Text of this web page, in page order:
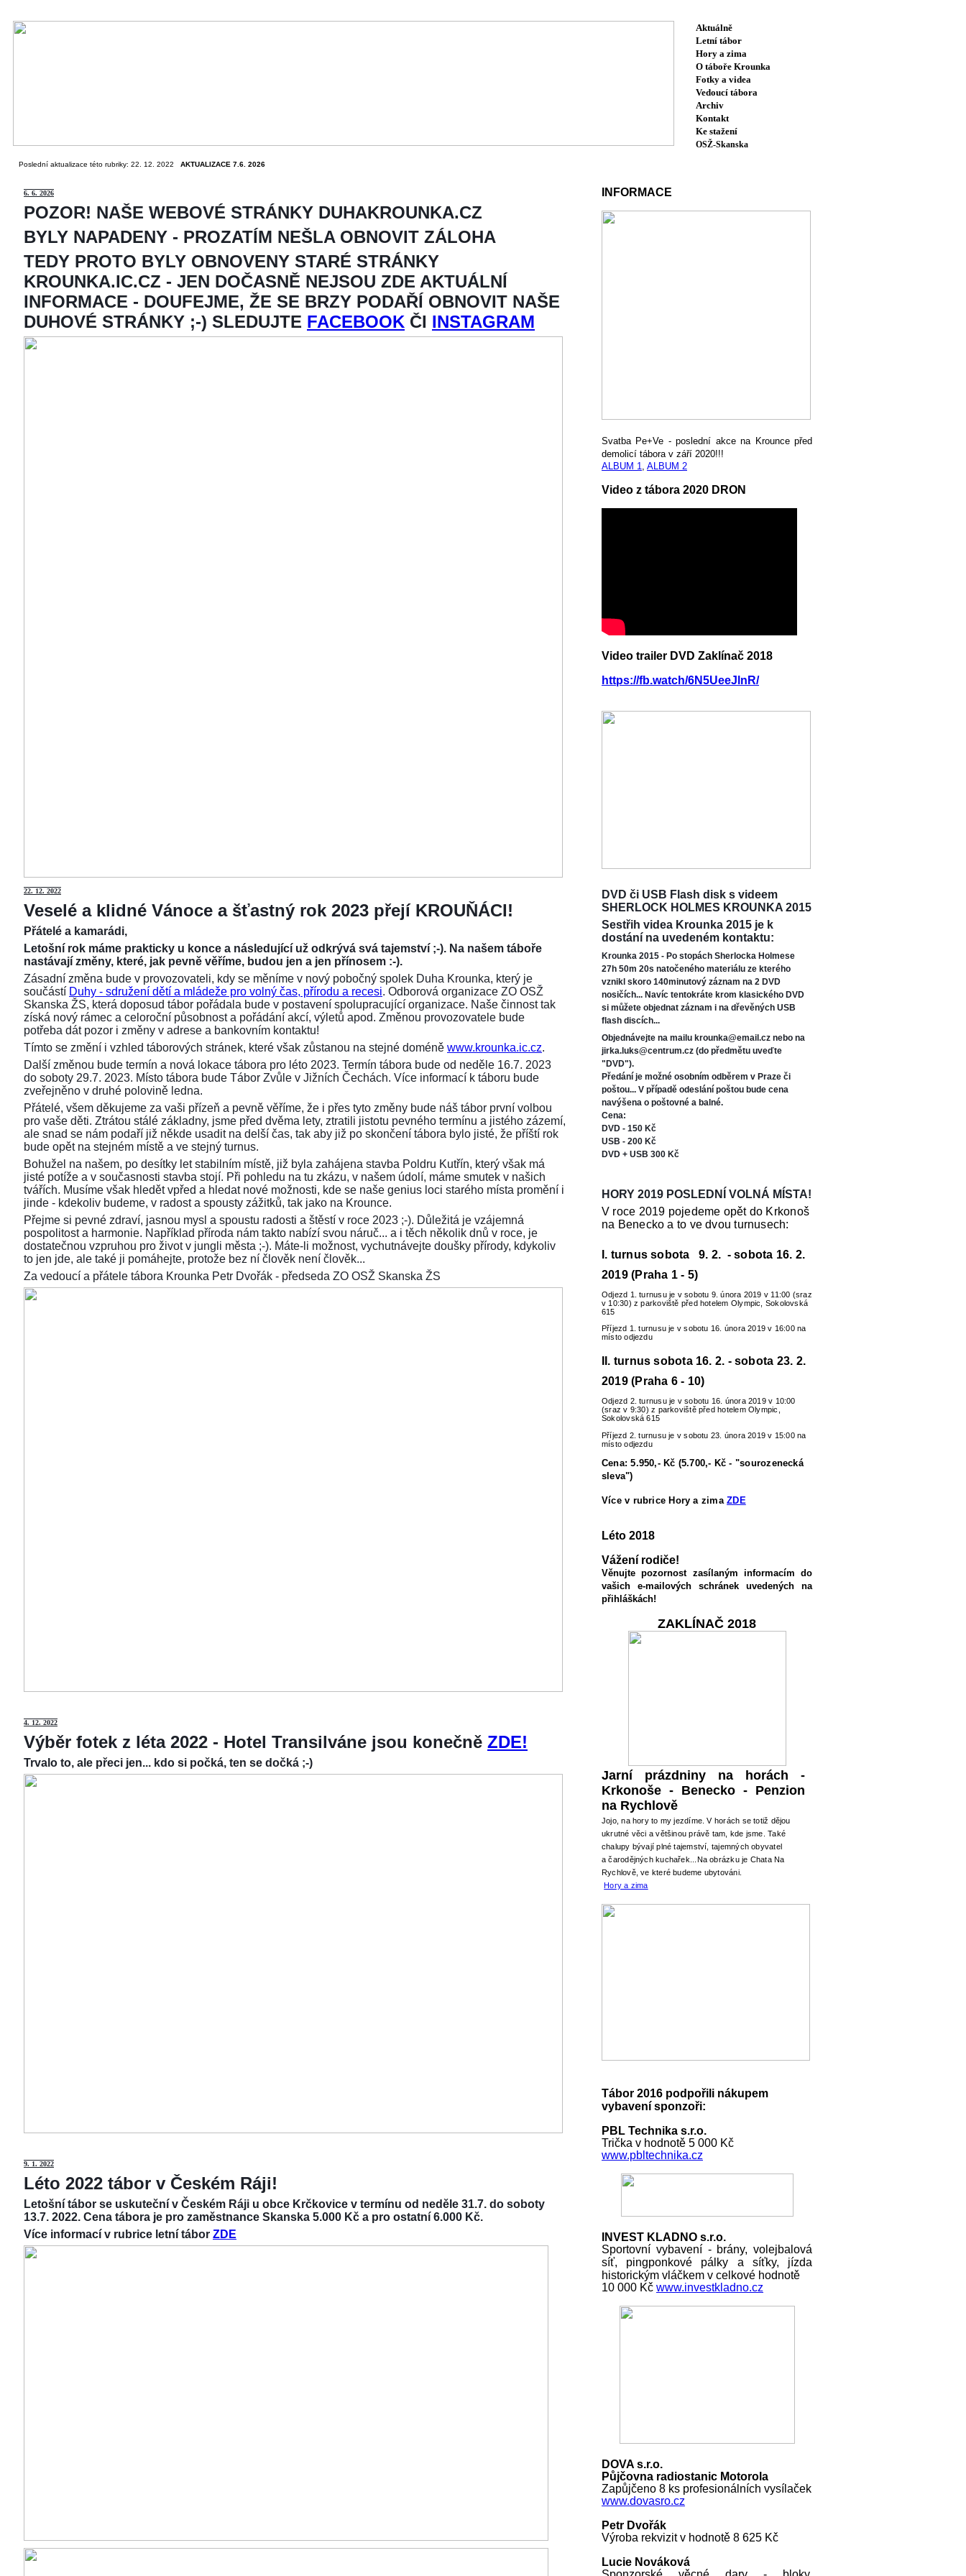
Aktuálně
Letní tábor
Hory a zima
O táboře Krounka
Fotky a videa
Vedoucí tábora
Archiv
Kontakt
Ke stažení
OSŽ-Skanska
Poslední aktualizace této rubriky: 22. 12. 2022 AKTUALIZACE 7.6. 2026
6. 6. 2026
POZOR! NAŠE WEBOVÉ STRÁNKY DUHAKROUNKA.CZ
BYLY NAPADENY - PROZATÍM NEŠLA OBNOVIT ZÁLOHA
TEDY PROTO BYLY OBNOVENY STARÉ STRÁNKY
KROUNKA.IC.CZ - JEN DOČASNĚ NEJSOU ZDE AKTUÁLNÍ
INFORMACE - DOUFEJME, ŽE SE BRZY PODAŘÍ OBNOVIT NAŠE
DUHOVÉ STRÁNKY ;-) SLEDUJTE FACEBOOK ČI INSTAGRAM
22. 12. 2022
Veselé a klidné Vánoce a šťastný rok 2023 přejí KROUŇÁCI!
Přátelé a kamarádi,
Letošní rok máme prakticky u konce a následující už odkrývá svá tajemství ;-). Na našem táboře
nastávají změny, které, jak pevně věříme, budou jen a jen přínosem :-).
Zásadní změna bude v provozovateli, kdy se měníme v nový pobočný spolek Duha Krounka, který je
součástí Duhy - sdružení dětí a mládeže pro volný čas, přírodu a recesi. Odborová organizace ZO OSŽ
Skanska ŽS, která doposud tábor pořádala bude v postavení spolupracující organizace. Naše činnost tak
získá nový rámec a celoroční působnost a pořádání akcí, výletů apod. Změnou provozovatele bude
potřeba dát pozor i změny v adrese a bankovním kontaktu!
Tímto se změní i vzhled táborových stránek, které však zůstanou na stejné doméně www.krounka.ic.cz.
Další změnou bude termín a nová lokace tábora pro léto 2023. Termín tábora bude od neděle 16.7. 2023
do soboty 29.7. 2023. Místo tábora bude Tábor Zvůle v Jižních Čechách. Více informací k táboru bude
zveřejněno v druhé polovině ledna.
Přátelé, všem děkujeme za vaši přízeň a pevně věříme, že i přes tyto změny bude náš tábor první volbou
pro vaše děti. Ztrátou stálé základny, jsme před dvěma lety, ztratili jistotu pevného termínu a jistého zázemí,
ale snad se nám podaří již někde usadit na delší čas, tak aby již po skončení tábora bylo jisté, že příští rok
bude opět na stejném místě a ve stejný turnus.
Bohužel na našem, po desítky let stabilním místě, již byla zahájena stavba Poldru Kutřín, který však má
jisté potíže a v současnosti stavba stojí. Při pohledu na tu zkázu, v našem údolí, máme smutek v našich
tvářích. Musíme však hledět vpřed a hledat nové možnosti, kde se naše genius loci starého místa promění i
jinde - kdekoliv budeme, v radost a spousty zážitků, tak jako na Krounce.
Přejme si pevné zdraví, jasnou mysl a spoustu radosti a štěstí v roce 2023 ;-). Důležitá je vzájemná
pospolitost a harmonie. Například příroda nám takto nabízí svou náruč... a i těch několik dnů v roce, je
dostatečnou vzpruhou pro život v jungli města ;-). Máte-li možnost, vychutnávejte doušky přírody, kdykoliv
to jen jde, ale také ji pomáhejte, protože bez ní člověk není člověk...
Za vedoucí a přátele tábora Krounka Petr Dvořák - předseda ZO OSŽ Skanska ŽS
4. 12. 2022
Výběr fotek z léta 2022 - Hotel Transilváne jsou konečně ZDE!
Trvalo to, ale přeci jen... kdo si počká, ten se dočká ;-)
9. 1. 2022
Léto 2022 tábor v Českém Ráji!
Letošní tábor se uskuteční v Českém Ráji u obce Krčkovice v termínu od neděle 31.7. do soboty
13.7. 2022. Cena tábora je pro zaměstnance Skanska 5.000 Kč a pro ostatní 6.000 Kč.
Více informací v rubrice letní tábor ZDE
INFORMACE
Svatba Pe+Ve - poslední akce na Krounce před
demolicí tábora v září 2020!!!
ALBUM 1, ALBUM 2
Video z tábora 2020 DRON
Video trailer DVD Zaklínač 2018
https://fb.watch/6N5UeeJlnR/
DVD či USB Flash disk s videem
SHERLOCK HOLMES KROUNKA 2015
Sestřih videa Krounka 2015 je k
dostání na uvedeném kontaktu:
Krounka 2015 - Po stopách Sherlocka Holmese
27h 50m 20s natočeného materiálu ze kterého
vznikl skoro 140minutový záznam na 2 DVD
nosičích... Navíc tentokráte krom klasického DVD
si můžete objednat záznam i na dřevěných USB
flash discích...
Objednávejte na mailu krounka@email.cz nebo na
jirka.luks@centrum.cz (do předmětu uveďte
"DVD").
Předání je možné osobním odběrem v Praze či
poštou... V případě odeslání poštou bude cena
navýšena o poštovné a balné.
Cena:
DVD - 150 Kč
USB - 200 Kč
DVD + USB 300 Kč
HORY 2019 POSLEDNÍ VOLNÁ MÍSTA!
V roce 2019 pojedeme opět do Krkonoš
na Benecko a to ve dvou turnusech:
I. turnus sobota 9. 2. - sobota 16. 2.
2019 (Praha 1 - 5)
Odjezd 1. turnusu je v sobotu 9. února 2019 v 11:00 (sraz
v 10:30) z parkoviště před hotelem Olympic, Sokolovská
615
Příjezd 1. turnusu je v sobotu 16. února 2019 v 16:00 na
místo odjezdu
II. turnus sobota 16. 2. - sobota 23. 2.
2019 (Praha 6 - 10)
Odjezd 2. turnusu je v sobotu 16. února 2019 v 10:00
(sraz v 9:30) z parkoviště před hotelem Olympic,
Sokolovská 615
Příjezd 2. turnusu je v sobotu 23. února 2019 v 15:00 na
místo odjezdu
Cena: 5.950,- Kč (5.700,- Kč - "sourozenecká
sleva")
Více v rubrice Hory a zimaZDE
Léto 2018
Vážení rodiče!
Věnujte pozornost zasílaným informacím do
vašich e-mailových schránek uvedených na
přihláškách!
ZAKLÍNAČ 2018
Jarní prázdniny na horách -
Krkonoše - Benecko - Penzion
na Rychlově
Jojo, na hory to my jezdíme. V horách se totiž dějou
ukrutné věci a většinou právě tam, kde jsme. Také
chalupy bývají plné tajemství, tajemných obyvatel
a čarodějných kuchařek...Na obrázku je Chata Na
Rychlově, ve které budeme ubytováni.
Hory a zima
Tábor 2016 podpořili nákupem
vybavení sponzoři:
PBL Technika s.r.o.
Trička v hodnotě 5 000 Kč
www.pbltechnika.cz
INVEST KLADNO s.r.o.
Sportovní vybavení - brány, volejbalová
síť, pingponkové pálky a síťky, jízda
historickým vláčkem v celkové hodnotě
10 000 Kč www.investkladno.cz
DOVA s.r.o.
Půjčovna radiostanic Motorola
Zapůjčeno 8 ks profesionálních vysílaček
www.dovasro.cz
Petr Dvořák
Výroba rekvizit v hodnotě 8 625 Kč
Lucie Nováková